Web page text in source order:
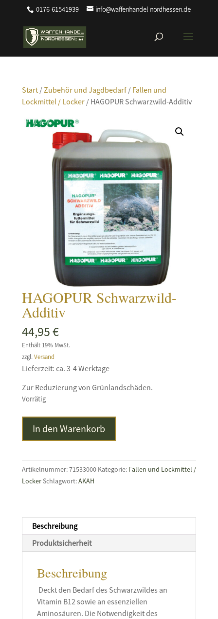
0176-61541939 info@waffenhandel-nordhessen.de
Start/Zubehör und Jagdbedarf/ Fallen und
Lockmittel / Locker/ HAGOPUR Schwarzwild-Additiv
HAGOPUR Schwarzwild-
Additiv
44,95€
Enthält 19% MwSt.
zzgl.Versand
Lieferzeit: ca. 3-4 Werktage
Zur Reduzierung von Grünlandschäden.
Vorrätig
Schwarzwild-
In den Warenkorb
Artikelnummer:71533000 Kategorie: Fallen und Lockmittel /
LockerSchlagwort:AKAH
Beschreibung
Produktsicherheit
Beschreibung
Deckt den Bedarf des Schwarzwildes an
Vitamin B12 sowie an essenziellen
Aminosäuren. Die Notwendigkeit des